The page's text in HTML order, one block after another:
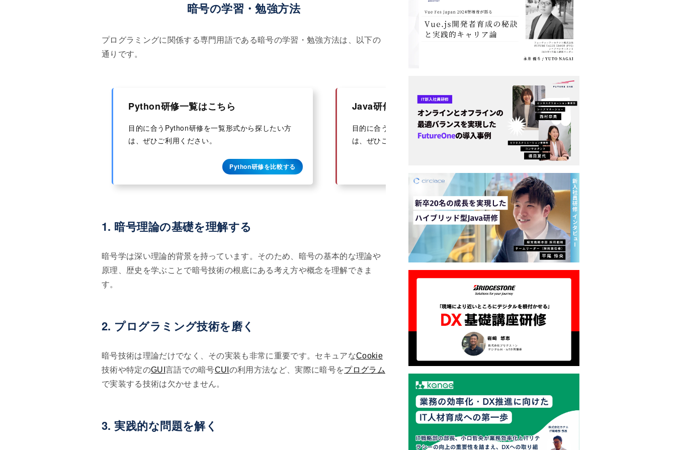
暗号の学習・勉強方法
プログラミングに関係する専門用語である暗号の学習・勉強方法は、以下の
通りです。
Python研修一覧はこちら
目的に合うPython研修を一覧形式から探したい方
は、ぜひご利用ください。
Python研修を比較する
Java研修一覧はこちら
目的に合うJava研修を一覧形式から探したい方
は、ぜひご利用ください。
PHP研修一覧はこちら
1. 暗号理論の基礎を理解する
暗号学は深い理論的背景を持っています。そのため、暗号の基本的な理論や
原理、歴史を学ぶことで暗号技術の根底にある考え方や概念を理解できま
す。
2. プログラミング技術を磨く
暗号技術は理論だけでなく、その実装も非常に重要です。セキュアなCookie
技術や特定のGUI 言語での暗号CUI の利用方法など、実際に暗号をプログラム
で実装する技術は欠かせません。
3. 実践的な問題を解く